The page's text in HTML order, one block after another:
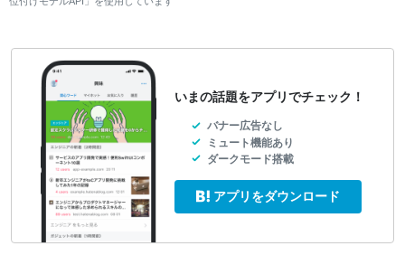
いまの話題をアプリでチェック！
バナー広告なし
ミュート機能あり
ダークモード搭載
アプリをダウンロード